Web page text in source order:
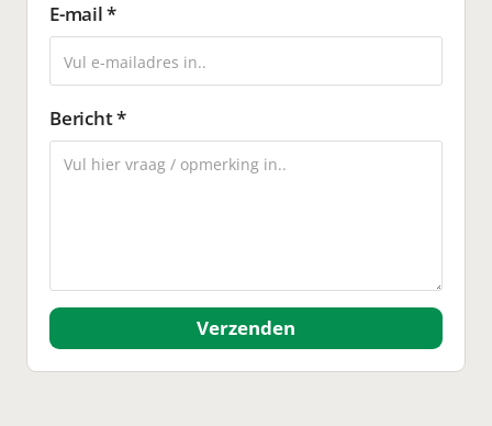
E-mail *
Bericht *
Verzenden